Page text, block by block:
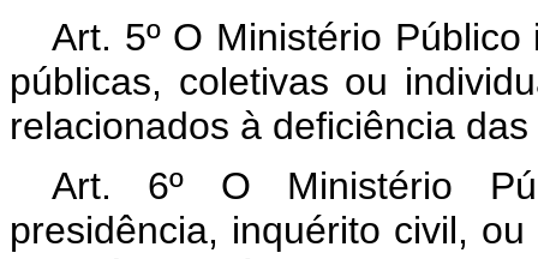
Art. 5º O Ministério
públicas, coletivas ou
relacionados à deficiência
Art. 6º O Ministério
presidência, inquérito civil,